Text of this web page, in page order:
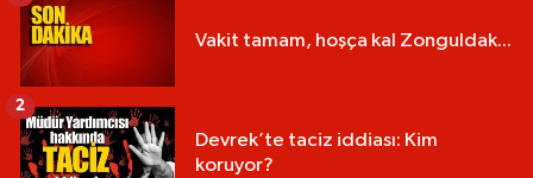
Vakit tamam, hoşça kal Zonguldak...
Devrek’te taciz iddiası: Kim
koruyor?
2